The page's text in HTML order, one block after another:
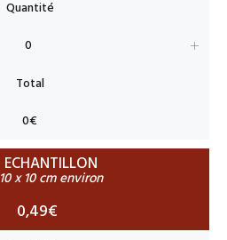
ECHANTILLON
10 x 10 cm environ
0,49€